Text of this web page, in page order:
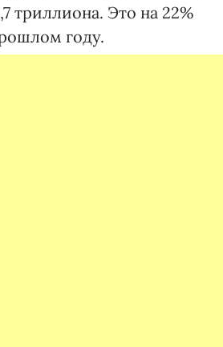
триллиона. Это на 22%
году.